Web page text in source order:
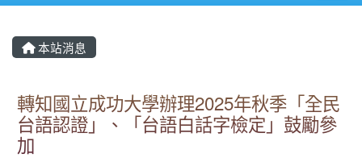
本站消息
轉知國立成功大學辦理2025年秋季「全民
台語認證」、「台語白話字檢定」鼓勵參
加